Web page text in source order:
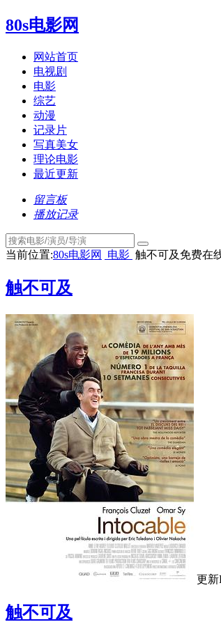
80s电影网
网站首页
电视剧
电影
综艺
动漫
记录片
写真美女
理论电影
最近更新
留言板
播放记录
当前位置:80s电影网 电影 触不可及免费在
触不可及
更
触不可及